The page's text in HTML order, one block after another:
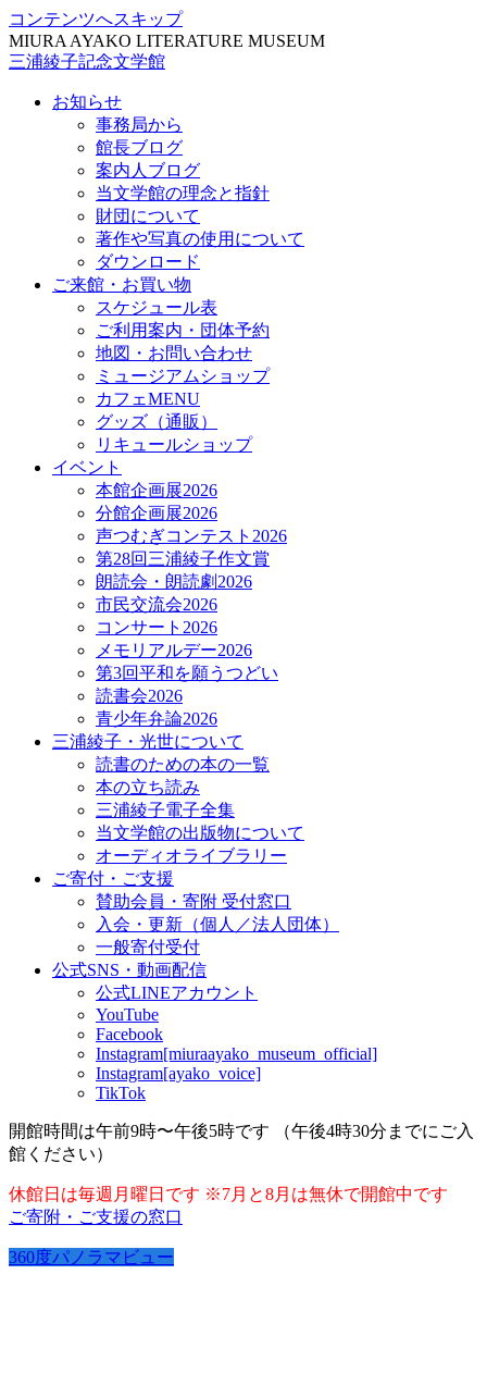
コンテンツへスキップ
MIURA AYAKO LITERATURE MUSEUM
三浦綾子記念文学館
お知らせ
事務局から
館長ブログ
案内人ブログ
当文学館の理念と指針
財団について
著作や写真の使用について
ダウンロード
ご来館・お買い物
スケジュール表
ご利用案内・団体予約
地図・お問い合わせ
ミュージアムショップ
カフェMENU
グッズ（通販）
リキュールショップ
イベント
本館企画展2026
分館企画展2026
声つむぎコンテスト2026
第28回三浦綾子作文賞
朗読会・朗読劇2026
市民交流会2026
コンサート2026
メモリアルデー2026
第3回平和を願うつどい
読書会2026
青少年弁論2026
三浦綾子・光世について
読書のための本の一覧
本の立ち読み
三浦綾子電子全集
当文学館の出版物について
オーディオライブラリー
ご寄付・ご支援
賛助会員・寄附 受付窓口
入会・更新（個人／法人団体）
一般寄付受付
公式SNS・動画配信
公式LINEアカウント
YouTube
Facebook
Instagram[miuraayako_museum_official]
Instagram[ayako_voice]
TikTok
開館時間は午前9時〜午後5時です （午後4時30分までにご入
館ください）
休館日は毎週月曜日です ※7月と8月は無休で開館中です
ご寄附・ご支援の窓口
360度パノラマビュー